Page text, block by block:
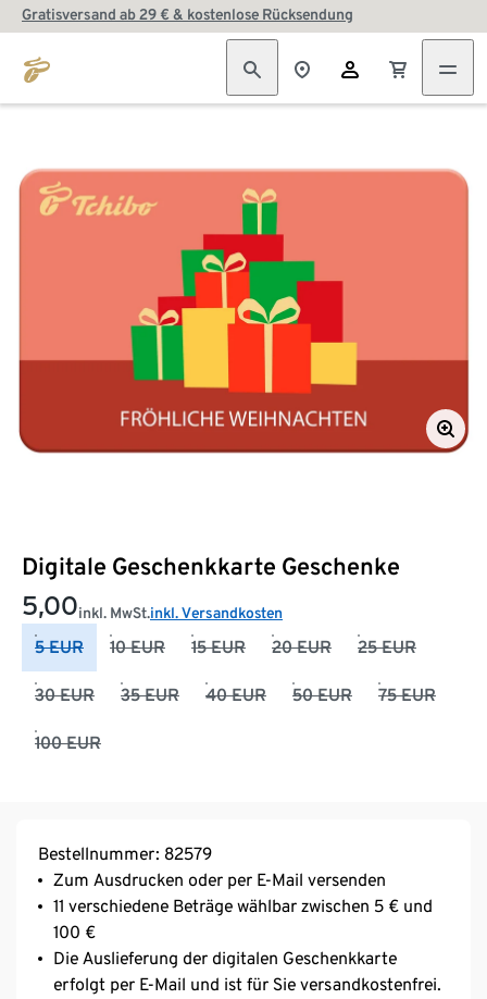
Gratisversand ab 29 € & kostenlose Rücksendung
Digitale Geschenkkarte Geschenke
5,00inkl. MwSt.inkl. Versandkosten
5 EUR 10 EUR 15 EUR 20 EUR 25 EUR
30 EUR 35 EUR 40 EUR 50 EUR 75 EUR
100 EUR
Bestellnummer: 82579
Zum Ausdrucken oder per E-Mail versenden
11 verschiedene Beträge wählbar zwischen 5 € und
100 €
Die Auslieferung der digitalen Geschenkkarte
erfolgt per E-Mail und ist für Sie versandkostenfrei.